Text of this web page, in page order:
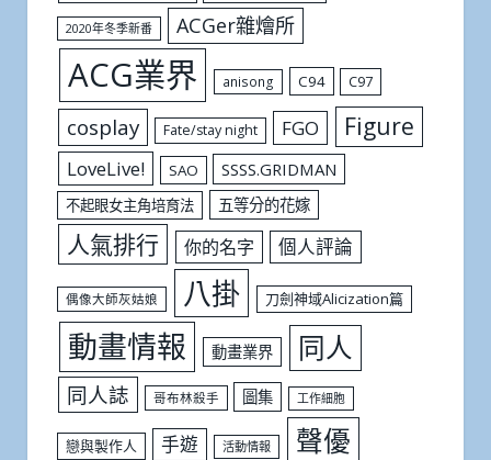
2020年冬季新番 ACGer雜燴所
ACG業界 anisong C94 C97
cosplay Fate/stay night FGO Figure
LoveLive! SAO SSSS.GRIDMAN
不起眼女主角培育法 五等分的花嫁
人氣排行 你的名字 個人評論
偶像大師灰姑娘 八掛 刀劍神域Alicization篇
動畫情報 動畫業界 同人
同人誌 哥布林殺手 圖集 工作細胞
戀與製作人 手遊 活動情報 聲優